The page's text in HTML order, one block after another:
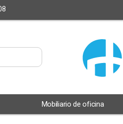
Mobiliario de oficina